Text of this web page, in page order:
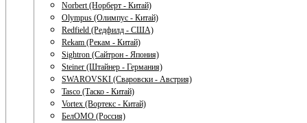
Norbert (Норберт - Китай)
Olympus (Олимпус - Китай)
Redfield (Редфилд - США)
Rekam (Рекам - Китай)
Sightron (Сайтрон - Япония)
Steiner (Штайнер - Германия)
SWAROVSKI (Сваровски - Австрия)
Tasco (Таско - Китай)
Vortex (Вортекс - Китай)
БелОМО (Россия)